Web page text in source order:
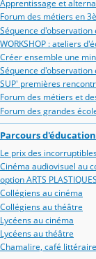
Apprentissage et
Forum des métiers en
Séquence
WORKSHOP : ateliers
Créer ensemble une
Séquence
SUP' premières
Forum des métiers et
Forum des grandes
Parcours
Le prix des
Cinéma audiovisuel au
option ARTS
Collégiens au cinéma
Collégiens au théâtre
Lycéens au cinéma
Lycéens au théâtre
Chamalire, café littéraire